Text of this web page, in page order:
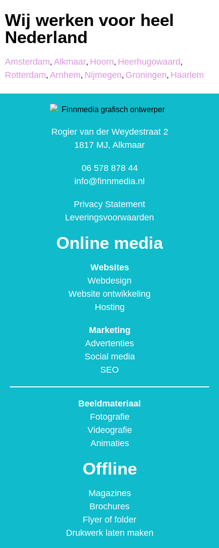
Wij werken voor heel
Nederland
Amsterdam, Alkmaar, Hoorn, Heerhugowaard,
Rotterdam, Arnhem, Nijmegen, Groningen, Haarlem
Rogier van der Weydestraat 2
1817 MJ, Alkmaar
06 578 878 44
info@finnmedia.nl
Privacy Statement
Leveringsvoorwaarden
Online media
Websites
Webdesign
Website ontwikkeling
Hosting
Marketing
Advertenties
Social media
SEO
Beeldmateriaal
Fotografie
Videografie
Animaties
Offline
Magazines
Brochures
Flyer of folder
Drukwerk laten maken